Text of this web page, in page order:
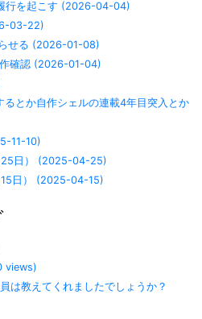
行を起こす (2026-04-04)
03-22)
せる (2026-01-08)
作確認 (2026-01-04)
るとか自作シェルの連載4年目突入とか
11-10)
25日） (2025-04-25)
日） (2025-04-15)
views)
は教えてくれましたでしょうか？